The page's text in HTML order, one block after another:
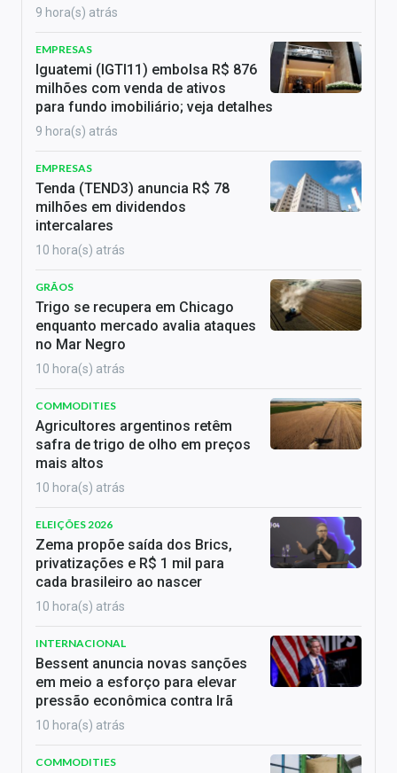
9 hora(s) atrás
EMPRESAS
Iguatemi (IGTI11) embolsa R$ 876
milhões com venda de ativos
para fundo imobiliário; veja detalhes
9 hora(s) atrás
EMPRESAS
Tenda (TEND3) anuncia R$ 78
milhões em dividendos
intercalares
10 hora(s) atrás
GRÃOS
Trigo se recupera em Chicago
enquanto mercado avalia ataques
no Mar Negro
10 hora(s) atrás
COMMODITIES
Agricultores argentinos retêm
safra de trigo de olho em preços
mais altos
10 hora(s) atrás
ELEIÇÕES 2026
Zema propõe saída dos Brics,
privatizações e R$ 1 mil para
cada brasileiro ao nascer
10 hora(s) atrás
INTERNACIONAL
Bessent anuncia novas sanções
em meio a esforço para elevar
pressão econômica contra Irã
10 hora(s) atrás
COMMODITIES